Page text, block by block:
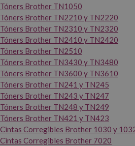
Tóners Brother TN1050
Tóners Brother TN2210 y TN2220
Tóners Brother TN2310 y TN2320
Tóners Brother TN2410 y TN2420
Tóners Brother TN2510
Tóners Brother TN3430 y TN3480
Tóners Brother TN3600 y TN3610
Tóners Brother TN241 y TN245
Tóners Brother TN243 y TN247
Tóners Brother TN248 y TN249
Tóners Brother TN421 y TN423
Cintas Corregibles Brother 1030 y
Cintas Corregibles Brother 7020